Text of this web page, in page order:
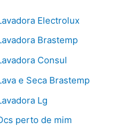
Electrolux
Brastemp
Consul
e Seca Brastemp
Lg
perto de mim